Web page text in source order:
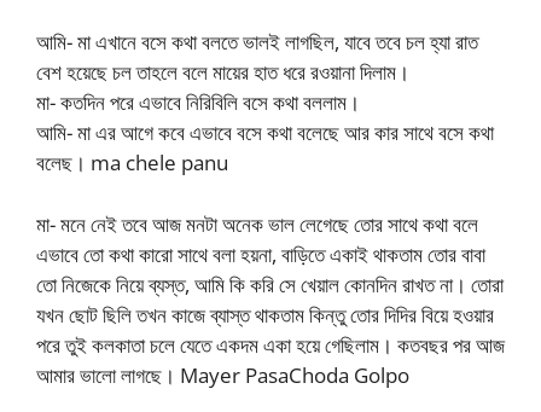
আমি- মা এখানে বসে কথা বলতে ভালই লাগছিল, যাবে তবে চল হ্যা রাত
বেশ হয়েছে চল তাহলে বলে মায়ের হাত ধরে রওয়ানা দিলাম।
মা- কতদিন পরে এভাবে নিরিবিলি বসে কথা বললাম।
আমি- মা এর আগে কবে এভাবে বসে কথা বলেছে আর কার সাথে বসে কথা
বলেছ। ma chele panu
মা- মনে নেই তবে আজ মনটা অনেক ভাল লেগেছে তোর সাথে কথা বলে
এভাবে তো কথা কারো সাথে বলা হয়না, বাড়িতে একাই থাকতাম তোর বাবা
তো নিজেকে নিয়ে ব্যস্ত, আমি কি করি সে খেয়াল কোনদিন রাখত না। তোরা
যখন ছোট ছিলি তখন কাজে ব্যাস্ত থাকতাম কিন্তু তোর দিদির বিয়ে হওয়ার
পরে তুই কলকাতা চলে যেতে একদম একা হয়ে গেছিলাম। কতবছর পর আজ
আমার ভালো লাগছে। Mayer PasaChoda Golpo